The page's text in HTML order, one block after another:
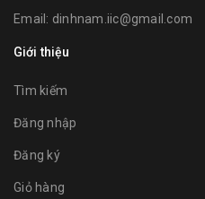
Email: dinhnam.iic@gmail.com
Giới thiệu
Tìm kiếm
Đăng nhập
Đăng ký
Giỏ hàng